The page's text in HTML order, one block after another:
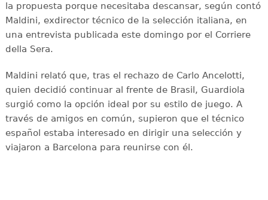
la propuesta porque necesitaba descansar, según contó
Maldini, exdirector técnico de la selección italiana, en
una entrevista publicada este domingo por el Corriere
della Sera.
Maldini relató que, tras el rechazo de Carlo Ancelotti,
quien decidió continuar al frente de Brasil, Guardiola
surgió como la opción ideal por su estilo de juego. A
través de amigos en común, supieron que el técnico
español estaba interesado en dirigir una selección y
viajaron a Barcelona para reunirse con él.